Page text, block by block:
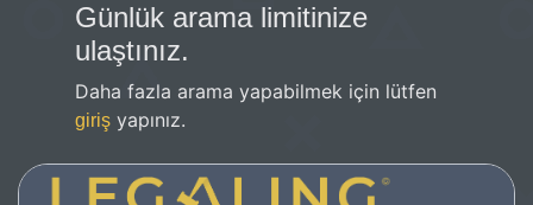
Günlük arama limitinize
ulaştınız.
Daha fazla arama yapabilmek için lütfen
giriş yapınız.